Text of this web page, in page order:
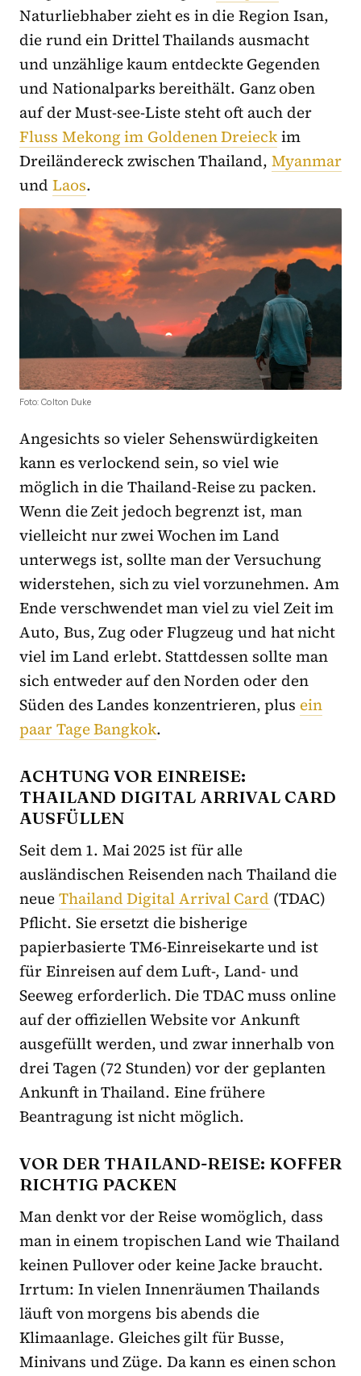
Naturliebhaber zieht es in die Region Isan,
die rund ein Drittel Thailands ausmacht
und unzählige kaum entdeckte Gegenden
und Nationalparks bereithält. Ganz oben
auf der Must-see-Liste steht oft auch der
Fluss Mekong im Goldenen Dreieckim
Dreiländereck zwischen Thailand, Myanmar
und Laos.
Foto: Colton Duke
Angesichts so vieler Sehenswürdigkeiten
kann es verlockend sein, so viel wie
möglich in die Thailand-Reise zu packen.
Wenn die Zeit jedoch begrenzt ist, man
vielleicht nur zwei Wochen im Land
unterwegs ist, sollte man der Versuchung
widerstehen, sich zu viel vorzunehmen. Am
Ende verschwendet man viel zu viel Zeit im
Auto, Bus, Zug oder Flugzeug und hat nicht
viel im Land erlebt. Stattdessen sollte man
sich entweder auf den Norden oder den
Süden des Landes konzentrieren, plus ein
paar Tage Bangkok.
ACHTUNG VOR EINREISE:
THAILAND DIGITAL ARRIVAL CARD
AUSFÜLLEN
Seit dem 1. Mai 2025 ist für alle
ausländischen Reisenden nach Thailand die
neueThailand Digital Arrival Card (TDAC)
Pflicht. Sie ersetzt die bisherige
papierbasierte TM6-Einreisekarte und ist
für Einreisen auf dem Luft-, Land- und
Seeweg erforderlich. Die TDAC muss online
auf der offiziellen Website vor Ankunft
ausgefüllt werden, und zwar innerhalb von
drei Tagen (72 Stunden) vor der geplanten
Ankunft in Thailand. Eine frühere
Beantragung ist nicht möglich.
VOR DER THAILAND-REISE: KOFFER
RICHTIG PACKEN
Man denkt vor der Reise womöglich, dass
man in einem tropischen Land wie Thailand
keinen Pullover oder keine Jacke braucht.
Irrtum: In vielen Innenräumen Thailands
läuft von morgens bis abends die
Klimaanlage. Gleiches gilt für Busse,
Minivans und Züge. Da kann es einen schon